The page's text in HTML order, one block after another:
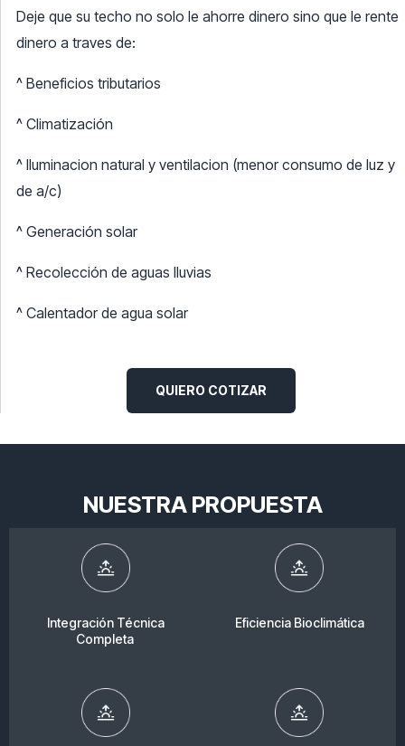
Deje que su techo no solo le ahorre dinero sino que le rente
dinero a traves de:
^ Beneficios tributarios
^ Climatización
^ Iluminacion natural y ventilacion (menor consumo de luz y
de a/c)
^ Generación solar
^ Recolección de aguas lluvias
^ Calentador de agua solar
QUIERO COTIZAR
NUESTRA PROPUESTA
Integración Técnica
Completa
Eficiencia Bioclimática